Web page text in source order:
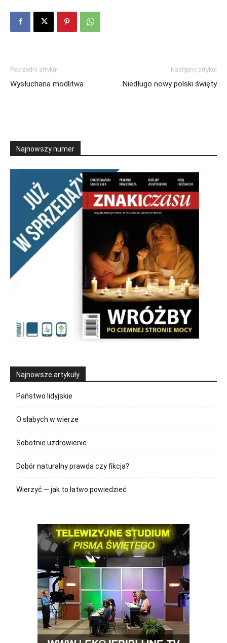
Poprzedni artykuł
Wysłuchana modlitwa
Następny artykuł
Niedługo nowy polski święty
Najnowszy numer
Najnowsze artykuły
Państwo lidyjskie
O słabych w wierze
Sobotnie uzdrowienie
Dobór naturalny prawda czy fikcja?
Wierzyć — jak to łatwo powiedzieć